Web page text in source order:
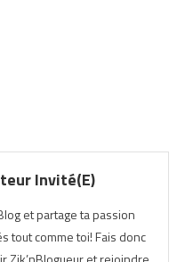
Invité(e)
et partage ta passion
tout comme toi! Fais donc